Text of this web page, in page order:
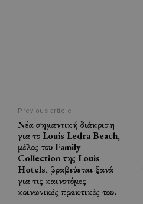
Previous article
Νέα σημαντική διάκριση
για το Louis Ledra Beach,
μέλος του Family
Collection της Louis
Hotels, βραβεύεται ξανά
για τις καινοτόμες
κοινωνικές πρακτικές του.